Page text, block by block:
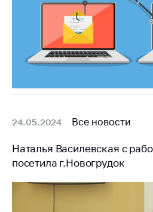
24.05.2024 Все новости
Наталья Василевская с
посетила г.Новогрудок